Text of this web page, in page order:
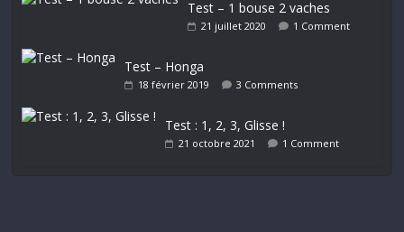
Test – 1 bouse 2 vaches
21 juillet 2020 1 Comment
Test – Honga
18 février 2019 3 Comments
Test : 1, 2, 3, Glisse !
21 octobre 2021 1 Comment